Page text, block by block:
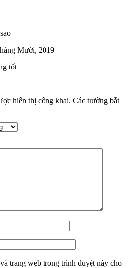
Mười, 2019
tốt
hiển thị công khai. Các trường bắt
trang web trong trình duyệt này cho